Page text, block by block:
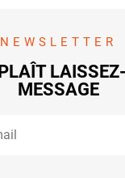
NEWSLETTER
MESSAGE